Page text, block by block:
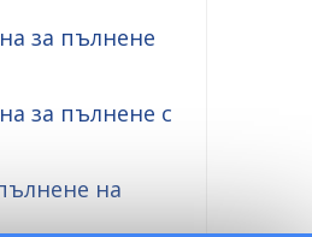
за пълнене
за пълнене с
на